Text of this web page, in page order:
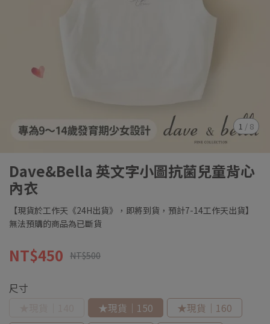
1 / 8
Dave&Bella 英文字小圖抗菌兒童背心
內衣
【現貨於工作天《24H出貨》，即將到貨，預計7-14工作天出貨】
無法預購的商品為已斷貨
NT$450 NT$500
尺寸
★現貨｜150
★現貨｜160